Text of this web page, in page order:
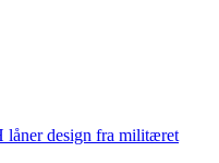
låner design fra militæret